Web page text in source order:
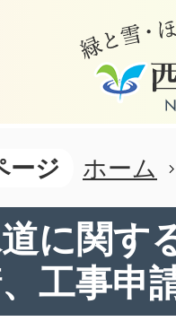
ージ ホーム
に関す
工事申